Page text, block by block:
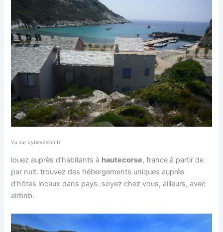
Vu sur cybevasion.fr
louez auprès d’habitants à hautecorse, france à partir de
par nuit. trouvez des hébergements uniques auprès
d’hôtes locaux dans pays. soyez chez vous, ailleurs, avec
airbnb.